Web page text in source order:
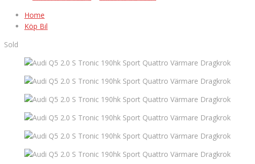
Home
Köp Bil
Sold